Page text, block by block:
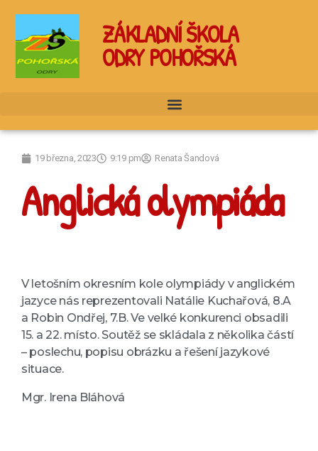
ZÁKLADNÍ ŠKOLA
ODRY POHOŘSKÁ
19 března, 2023 9:19 pm Renata Šandová
Anglická olympiáda
V letošním okresním kole olympiády v anglickém
jazyce nás reprezentovali Natálie Kuchařová, 8.A
a Robin Ondřej, 7.B. Ve velké konkurenci obsadili
15. a 22. místo. Soutěž se skládala z několika částí
– poslechu, popisu obrázku a řešení jazykové
situace.
Mgr. Irena Bláhová